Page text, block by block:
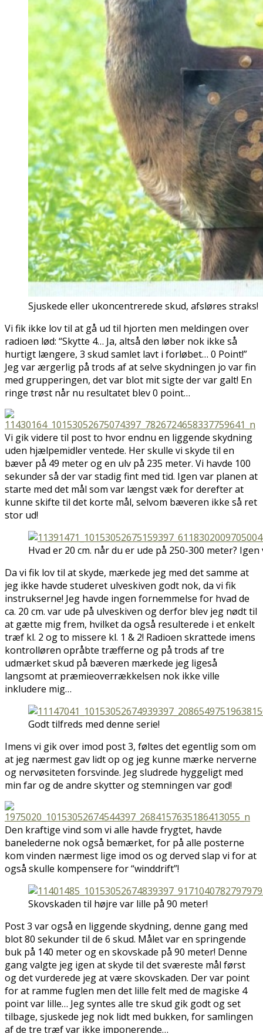
Sjuskede eller ukoncentrerede skud, afsløres straks!
Vi fik ikke lov til at gå ud til hjorten men meldingen over
radioen lød: “Skytte 4… Ja, altså den løber nok ikke så
hurtigt længere, 3 skud samlet lavt i forløbet… 0 Point!”
Jeg var ærgerlig på trods af at selve skydningen jo var fin
med grupperingen, det var blot mit sigte der var galt! En
ringe trøst når nu resultatet blev 0 point…
Vi gik videre til post to hvor endnu en liggende skydning
uden hjælpemidler ventede. Her skulle vi skyde til en
bæver på 49 meter og en ulv på 235 meter. Vi havde 100
sekunder så der var stadig fint med tid. Igen var planen at
starte med det mål som var længst væk for derefter at
kunne skifte til det korte mål, selvom bæveren ikke så ret
stor ud!
Hvad er 20 cm. når du er ude på 250-300 meter?
Da vi fik lov til at skyde, mærkede jeg med det samme at
jeg ikke havde studeret ulveskiven godt nok, da vi fik
instrukserne! Jeg havde ingen fornemmelse for hvad de
ca. 20 cm. var ude på ulveskiven og derfor blev jeg nødt til
at gætte mig frem, hvilket da også resulterede i et enkelt
træf kl. 2 og to missere kl. 1 & 2! Radioen skrattede imens
kontrolløren opråbte træfferne og på trods af tre
udmærket skud på bæveren mærkede jeg ligeså
langsomt at præmieoverrækkelsen nok ikke ville
inkludere mig…
Godt tilfreds med denne serie!
Imens vi gik over imod post 3, føltes det egentlig som om
at jeg nærmest gav lidt op og jeg kunne mærke nerverne
og nervøsiteten forsvinde. Jeg sludrede hyggeligt med
min far og de andre skytter og stemningen var god!
Den kraftige vind som vi alle havde frygtet, havde
banelederne nok også bemærket, for på alle posterne
kom vinden nærmest lige imod os og derved slap vi for at
også skulle kompensere for “winddrift”!
Skovskaden til højre var lille på 90 meter!
Post 3 var også en liggende skydning, denne gang med
blot 80 sekunder til de 6 skud. Målet var en springende
buk på 140 meter og en skovskade på 90 meter! Denne
gang valgte jeg igen at skyde til det sværeste mål først
og det vurderede jeg at være skovskaden. Der var point
for at ramme fuglen men det lille felt med de magiske 4
point var lille… Jeg syntes alle tre skud gik godt og set
tilbage, sjuskede jeg nok lidt med bukken, for samlingen
af de tre træf var ikke imponerende…